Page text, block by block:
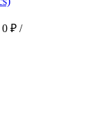
0 ₽ /